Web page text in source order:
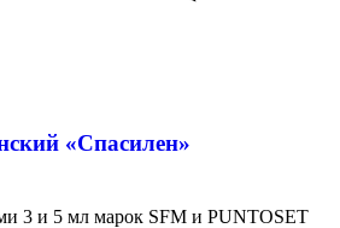
«Спасилен»
3 и 5 мл марок SFM и PUNTOSET